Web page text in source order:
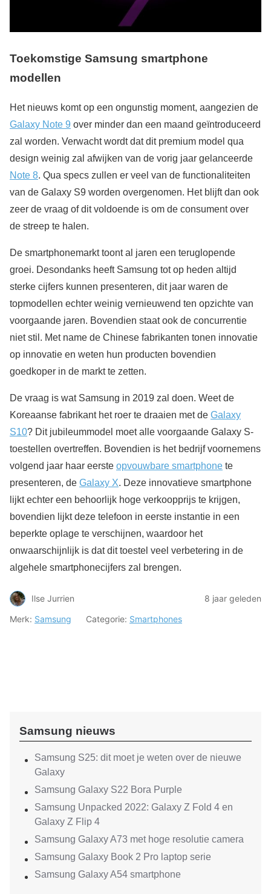
Toekomstige Samsung smartphone
modellen
Het nieuws komt op een ongunstig moment, aangezien de
Galaxy Note 9 over minder dan een maand geïntroduceerd
zal worden. Verwacht wordt dat dit premium model qua
design weinig zal afwijken van de vorig jaar gelanceerde
Note 8. Qua specs zullen er veel van de functionaliteiten
van de Galaxy S9 worden overgenomen. Het blijft dan ook
zeer de vraag of dit voldoende is om de consument over
de streep te halen.
De smartphonemarkt toont al jaren een teruglopende
groei. Desondanks heeft Samsung tot op heden altijd
sterke cijfers kunnen presenteren, dit jaar waren de
topmodellen echter weinig vernieuwend ten opzichte van
voorgaande jaren. Bovendien staat ook de concurrentie
niet stil. Met name de Chinese fabrikanten tonen innovatie
op innovatie en weten hun producten bovendien
goedkoper in de markt te zetten.
De vraag is wat Samsung in 2019 zal doen. Weet de
Koreaanse fabrikant het roer te draaien met de Galaxy
S10? Dit jubileummodel moet alle voorgaande Galaxy S-
toestellen overtreffen. Bovendien is het bedrijf voornemens
volgend jaar haar eerste opvouwbare smartphone te
presenteren, de Galaxy X. Deze innovatieve smartphone
lijkt echter een behoorlijk hoge verkoopprijs te krijgen,
bovendien lijkt deze telefoon in eerste instantie in een
beperkte oplage te verschijnen, waardoor het
onwaarschijnlijk is dat dit toestel veel verbetering in de
algehele smartphonecijfers zal brengen.
Ilse Jurrien
8 jaar geleden
Merk: Samsung Categorie: Smartphones
Samsung nieuws
Samsung S25: dit moet je weten over de nieuwe
Galaxy
Samsung Galaxy S22 Bora Purple
Samsung Unpacked 2022: Galaxy Z Fold 4 en
Galaxy Z Flip 4
Samsung Galaxy A73 met hoge resolutie camera
Samsung Galaxy Book 2 Pro laptop serie
Samsung Galaxy A54 smartphone